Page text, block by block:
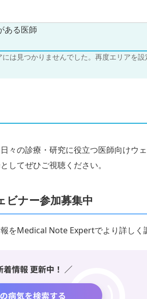
ある医師
は見つかりませんでした。再度エリアを
々の診療・研究に役立つ医師向けウ
してぜひご視聴ください。
ビナー参加募集中
をMedical Note Expertでより詳しく